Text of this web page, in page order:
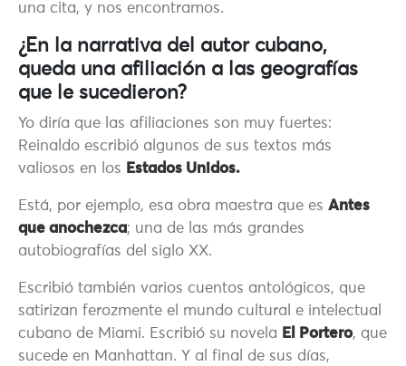
una cita, y nos encontramos.
¿En la narrativa del autor cubano,
queda una afiliación a las geografías
que le sucedieron?
Yo diría que las afiliaciones son muy fuertes:
Reinaldo escribió algunos de sus textos más
valiosos en los Estados Unidos.
Está, por ejemplo, esa obra maestra que es Antes
que anochezca; una de las más grandes
autobiografías del siglo XX.
Escribió también varios cuentos antológicos, que
satirizan ferozmente el mundo cultural e intelectual
cubano de Miami. Escribió su novela El Portero, que
sucede en Manhattan. Y al final de sus días,